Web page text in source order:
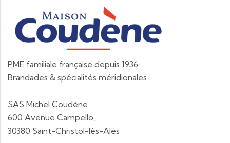
PME familiale française depuis 1936
Brandades & spécialités méridionales
SAS Michel Coudène
600 Avenue Campello,
30380 Saint-Christol-lès-Alès